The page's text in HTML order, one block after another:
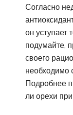
Согласно
он уступает
подумайте,
своего
необходимо
Подробнее
ли орехи при